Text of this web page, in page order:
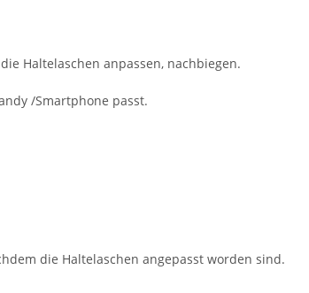
Haltelaschen anpassen, nachbiegen.
/Smartphone passt.
die Haltelaschen angepasst worden sind.